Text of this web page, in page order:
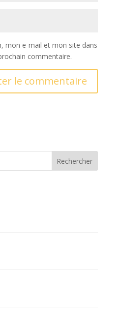
mon e-mail et mon site dans
commentaire.